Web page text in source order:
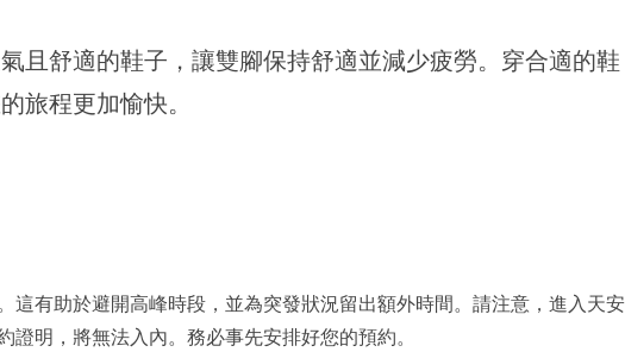
且舒適的鞋子，讓雙腳保持舒適並減少疲勞。穿合適的鞋
旅程更加愉快。
這有助於避開高峰時段，並為突發狀況留出額外時間。請注意，進入天安
明，將無法入內。務必事先安排好您的預約。